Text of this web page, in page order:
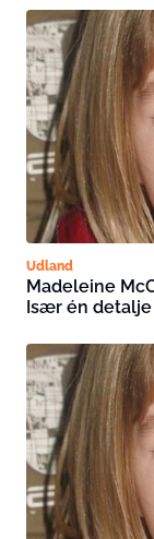
Udland
Madeleine
Især én